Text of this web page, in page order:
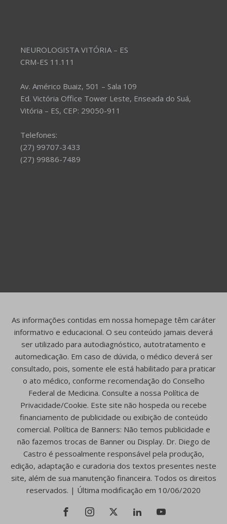
NEUROLOGISTA VITÓRIA – ES
CRM-ES 11.111
Av. Américo Buaiz, 501 – Sala 109
Ed. Victória Office Tower Leste, Enseada do Suá,
Vitória – ES, CEP: 29050-911
Telefones:
(27) 99707-3433
(27) 99886-7489
As informações contidas em nossa homepage têm caráter
informativo e educacional. O seu conteúdo jamais deverá
ser utilizado para autodiagnóstico, autotratamento e
automedicação. Em caso de dúvida, o médico deverá ser
consultado, pois, somente ele está habilitado para praticar
o ato médico, conforme recomendação do Conselho
Federal de Medicina. Consulte a nossa Política de
Privacidade/Cookie. Este site não hospeda ou recebe
financiamento de publicidade ou exibição de conteúdo
comercial. Política de Banners: Não temos publicidade e
não fazemos trocas de Banner ou Display. Dr. Diego de
Castro é pessoalmente responsável pela produção,
edição, adaptação e curadoria dos textos presentes neste
site, além de sua manutenção financeira. Todos os direitos
reservados. | Última modificação em 10/06/2020